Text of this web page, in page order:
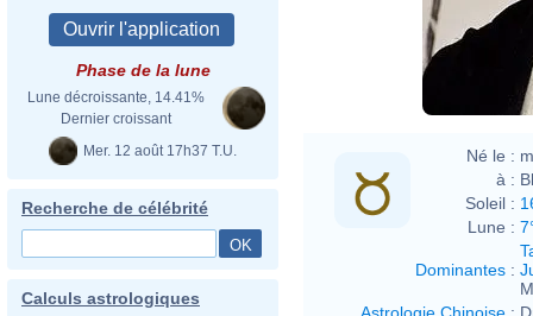
Phase de la lune
Lune décroissante, 14.41%
Dernier croissant
Mer. 12 août 17h37 T.U.
Recherche de célébrité
Calculs astrologiques
Né le :
à :
Soleil :
Lune :
Dominantes :
Astrologie Chinoise :